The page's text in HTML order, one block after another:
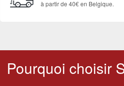
à partir de 40€ en Belgique.
Pourquoi choisir